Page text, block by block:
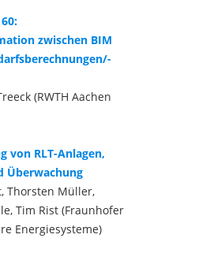
zwischen BIM
(RWTH Aachen
von RLT-Anlagen,
Überwachung
Thorsten Müller,
Tim Rist (Fraunhofer
Energiesysteme)